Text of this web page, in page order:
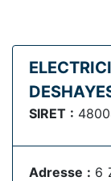
SIRET :
Adresse : 6